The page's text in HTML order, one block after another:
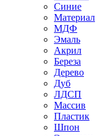
Синие
Материал
МДФ
Эмаль
Акрил
Береза
Дерево
Дуб
ЛДСП
Массив
Пластик
Шпон